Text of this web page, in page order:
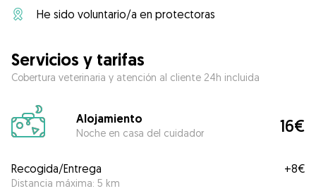
He sido voluntario/a en protectoras
Servicios y tarifas
Cobertura veterinaria y atención al cliente 24h incluida
Alojamiento
Noche en casa del cuidador 16€
Recogida/Entrega
Distancia máxima: 5 km
+8€